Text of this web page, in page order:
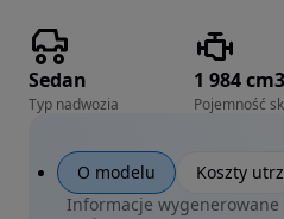
Sedan
Typ nadwozia
1 984 cm3
Pojemność
O modelu Koszty
Informacje wygenerowane